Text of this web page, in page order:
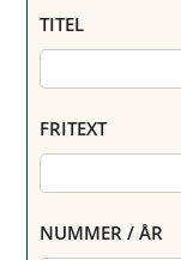
TITEL
FRITEXT
NUMMER / ÅR